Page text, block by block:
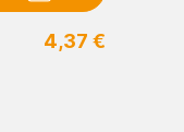
4,37 €